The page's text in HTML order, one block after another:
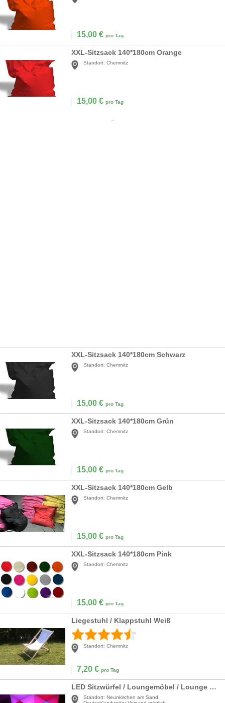
15,00 € pro Tag
XXL-Sitzsack 140*180cm Orange
Standort: Chemnitz
15,00 € pro Tag
XXL-Sitzsack 140*180cm Schwarz
Standort: Chemnitz
15,00 € pro Tag
XXL-Sitzsack 140*180cm Grün
Standort: Chemnitz
15,00 € pro Tag
XXL-Sitzsack 140*180cm Gelb
Standort: Chemnitz
15,00 € pro Tag
XXL-Sitzsack 140*180cm Pink
Standort: Chemnitz
15,00 € pro Tag
Liegestuhl / Klappstuhl Weiß
Standort: Chemnitz
7,20 € pro Tag
LED Sitzwürfel / Loungemöbel / Lounge Cube / Loungehocker / Sitzhocker / Akku LED
Standort: Neunkirchen am Sand